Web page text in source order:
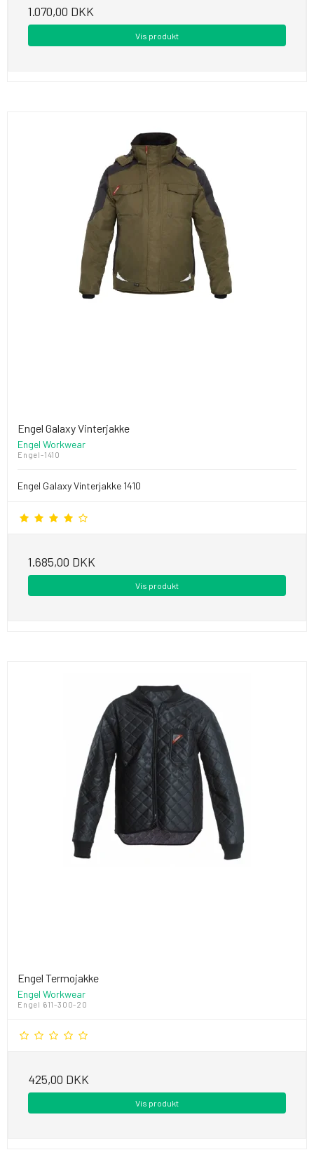
1.070,00 DKK
Vis produkt
Engel Galaxy Vinterjakke
Engel Workwear
Engel-1410
Engel Galaxy Vinterjakke 1410
1.685,00 DKK
Vis produkt
Engel Termojakke
Engel Workwear
Engel 611-300-20
425,00 DKK
Vis produkt